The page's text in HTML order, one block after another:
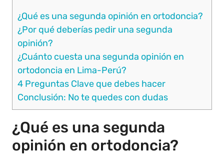
¿Qué es una segunda opinión en ortodoncia?
¿Por qué deberías pedir una segunda
opinión?
¿Cuánto cuesta una segunda opinión en
ortodoncia en Lima-Perú?
4 Preguntas Clave que debes hacer
Conclusión: No te quedes con dudas
¿Qué es una segunda
opinión en ortodoncia?